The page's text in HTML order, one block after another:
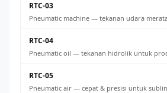
RTC-03
Pneumatic machine — tekanan udara
RTC-04
Pneumatic oil — tekanan hidrolik untuk
RTC-05
Pneumatic air — cepat & presisi untuk